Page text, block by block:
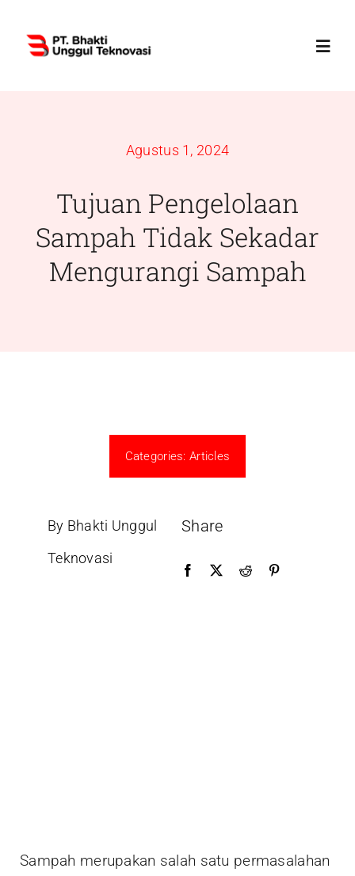
content
Services
Products
Agustus 1, 2024
Tujuan Pengelolaan
Sampah Tidak Sekadar
Mengurangi Sampah
Categories:Articles
By Bhakti Unggul
Teknovasi
Share
Sampah merupakan salah satu permasalahan